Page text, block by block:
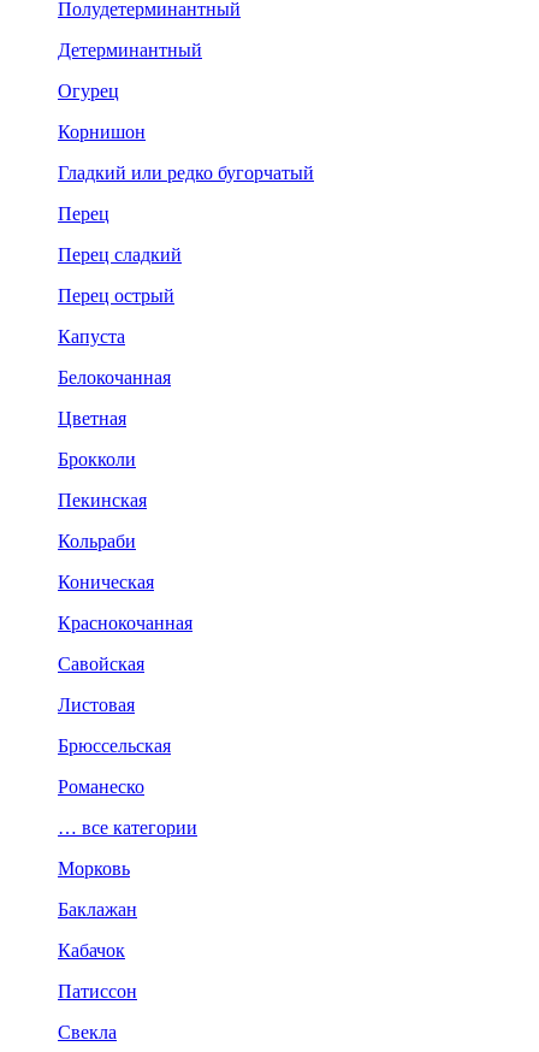
Полудетерминантный
Детерминантный
Огурец
Корнишон
Гладкий или редко бугорчатый
Перец
Перец сладкий
Перец острый
Капуста
Белокочанная
Цветная
Брокколи
Пекинская
Кольраби
Коническая
Краснокочанная
Савойская
Листовая
Брюссельская
Романеско
… все категории
Морковь
Баклажан
Кабачок
Патиссон
Свекла